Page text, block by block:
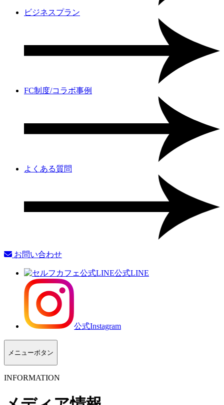
ビジネスプラン
FC制度/コラボ事例
よくある質問
お問い合わせ
公式LINE
公式Instagram
メニューボタン
INFORMATION